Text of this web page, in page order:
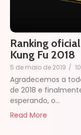
Ranking
Kung Fu 2018
5 de maio de 2019 /
Agradecemos a
de 2018 e
esperando, o…
Read More